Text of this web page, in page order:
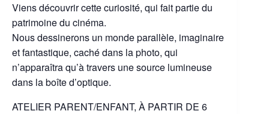
Viens découvrir cette curiosité, qui fait partie du
patrimoine du cinéma.
Nous dessinerons un monde parallèle, imaginaire
et fantastique, caché dans la photo, qui
n’apparaîtra qu’à travers une source lumineuse
dans la boîte d’optique.
ATELIER PARENT/ENFANT, À PARTIR DE 6